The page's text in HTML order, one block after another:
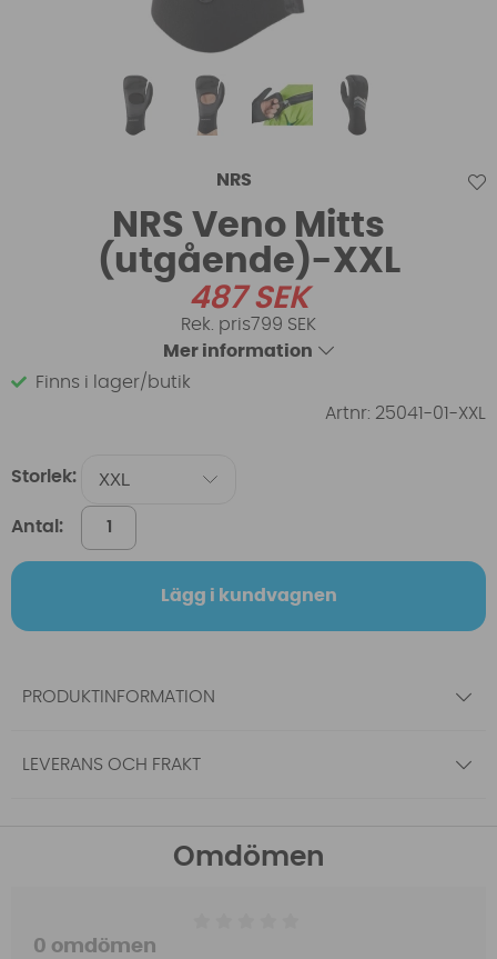
NRS
NRS Veno Mitts
(utgående)-XXL
487SEK
799 SEK
Mer information
Finns i lager/butik
Artnr: 25041-01-XXL
Storlek:
Antal:
Lägg i kundvagnen
PRODUKTINFORMATION
LEVERANS OCH FRAKT
Omdömen
0 omdömen